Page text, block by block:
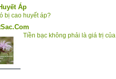
Áp
bị cao huyết áp?
Tiền bạc không phải là giá trị